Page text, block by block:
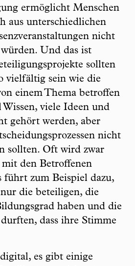
ermöglicht Menschen
aus unterschiedlichen
nicht
Und das ist
sollten
vielfältig sein wie die
einem Thema betroffen
viele Ideen und
gehört werden, aber
nicht
sollten. Oft wird zwar
den Betroffenen
führt zum Beispiel dazu,
die beteiligen, die
haben und die
dass ihre Stimme
es gibt einige